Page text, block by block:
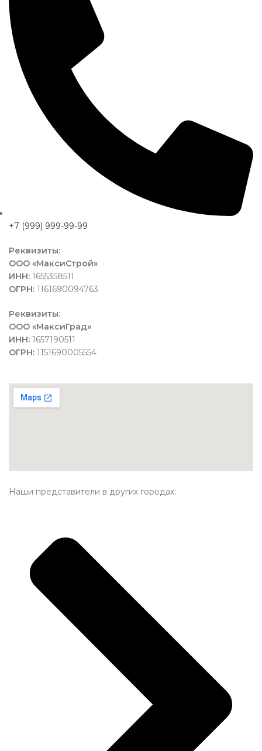
+7 (999) 999-99-99
Реквизиты:
ООО «МаксиСтрой»
ИНН: 1655358511
ОГРН: 1161690094763
Реквизиты:
ООО «МаксиГрад»
ИНН: 1657190511
ОГРН: 1151690005554
Наши представители в других городах: